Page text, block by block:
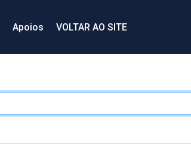
Apoios VOLTAR AO SITE